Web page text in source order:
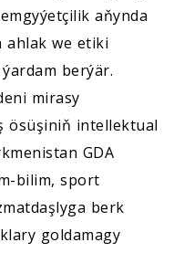
aňynda
ahlak we etiki
berýär.
mirasy
ösüşiniň intellektual
GDA
bilim, sport
berk
goldamagy